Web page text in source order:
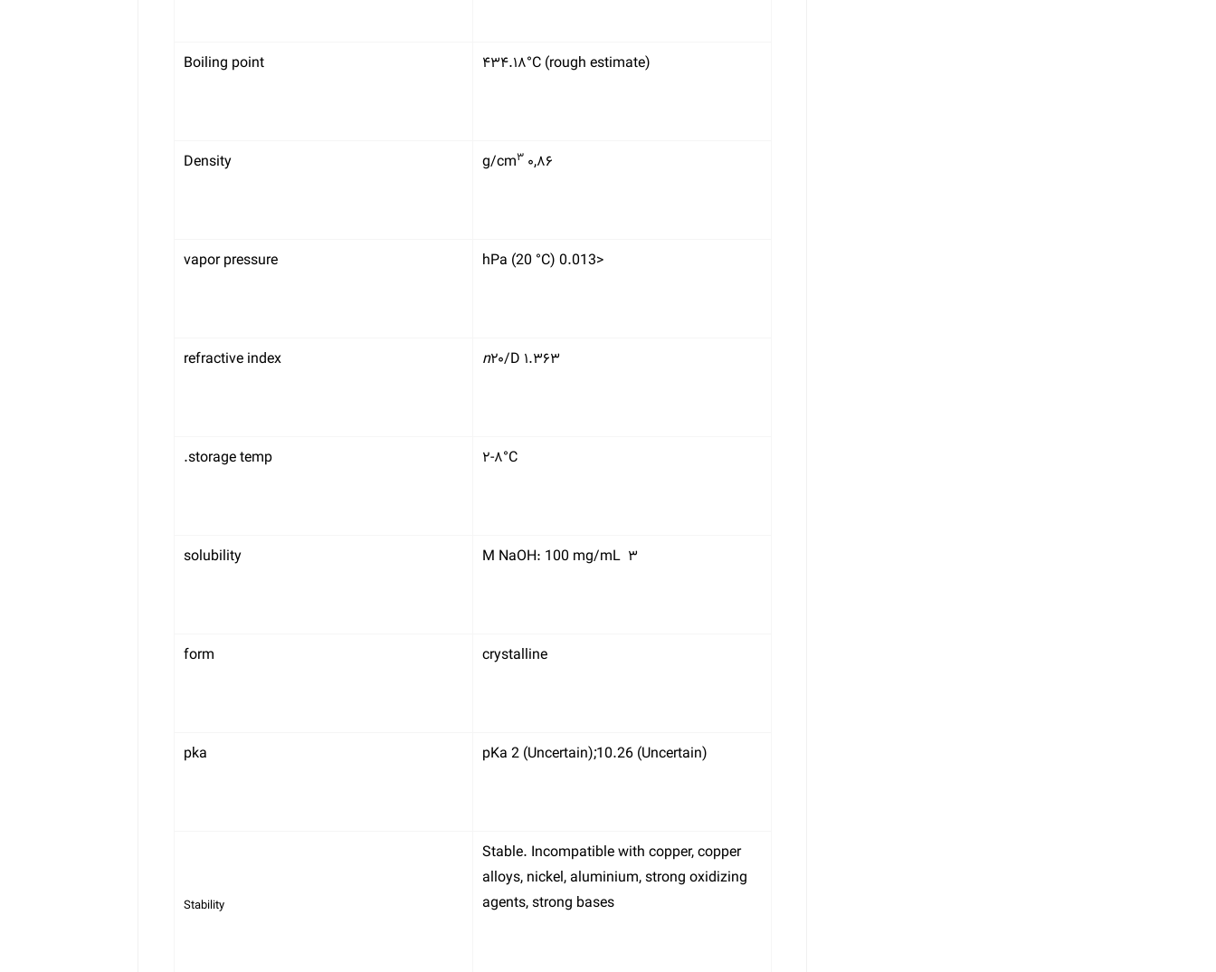
۴۳۴.۱۸°C (rough estimate) Boiling point
۰,۸۶ g/cm ۳ Density
<0.013 hPa (20 °C)
vapor pressure
n۲۰/D ۱.۳۶۳ refractive index
۲-۸°C storage temp.
۳ M NaOH: 100 mg/mL solubility
crystalline
form
pKa 2 (Uncertain);10.26 (Uncertain)
pka
Stable. Incompatible with copper, copper
alloys, nickel, aluminium, strong oxidizing
agents, strong bases
Stability